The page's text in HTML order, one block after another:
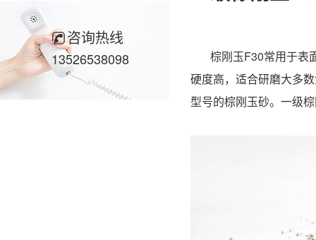
咨询热线
13526538098
棕刚玉F30常用于表面
硬度高，适合研磨大多
型号的棕刚玉砂。一级